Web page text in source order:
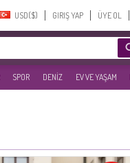
USD($)‎ GIRIŞ YAP ÜYE OL
SPOR DENİZ EV VE YAŞAM